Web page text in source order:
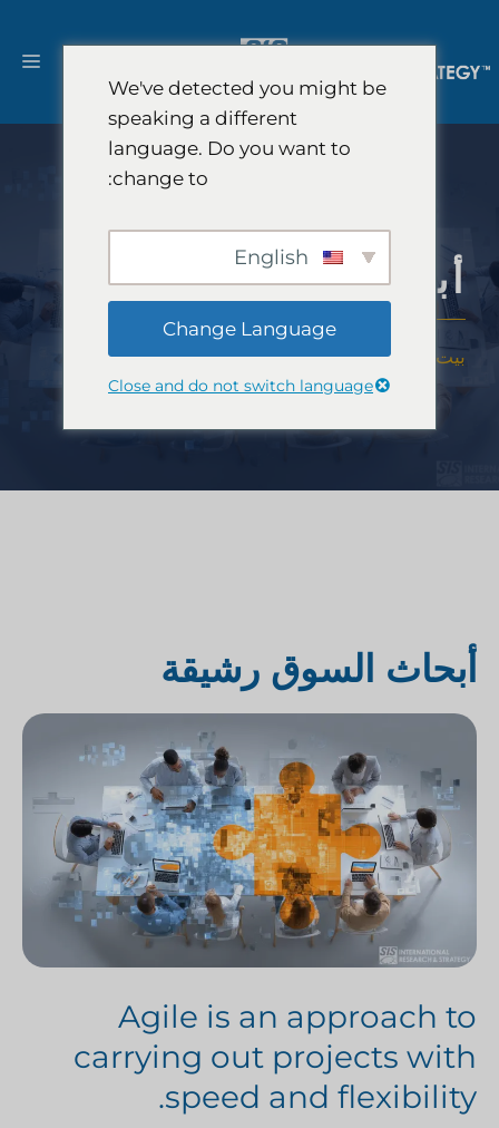
المحتوى
أبحاث السوق رشيقة
بيت حلول-أبحاث الابتكار-أبحاث السوق رشيقة
أبحاث السوق رشيقة
Agile is an approach to
carrying out projects with
speed and flexibility.
We've detected you might be
speaking a different
language. Do you want to
change to:
Change Language
Close and do not switch language